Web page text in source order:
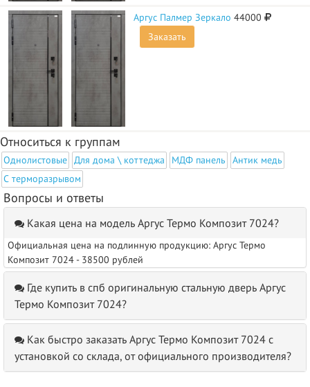
Аргус Палмер Зеркало 44000
Заказать
Относиться к группам
Однолистовые Для дома \ коттеджа МДФ панель
Антик медь
С терморазрывом
Вопросы и ответы
Какая цена на модель Аргус Термо Композит 7024?
Официальная цена на подлинную продукцию: Аргус Термо
Композит 7024 - 38500 рублей
Где купить в спб оригинальную стальную дверь Аргус
Термо Композит 7024?
Как быстро заказать Аргус Термо Композит 7024 с
установкой со склада, от официального производителя?